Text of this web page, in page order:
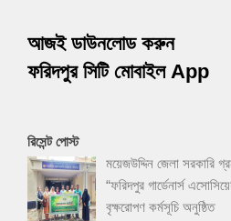
আজই ডাউনলোড করুন
ফরিদপুর সিটি মোবাইল App
রিসেন্ট পোস্ট
ময়েজউদ্দিন জেলা সরকারি
“ফরিদপুর গার্ডেনার্স
বৃক্ষরোপণ কর্মসূচি অনুষ্ঠিত